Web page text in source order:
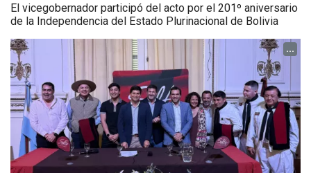
El vicegobernador participó del acto por el 201º aniversario
de la Independencia del Estado Plurinacional de Bolivia
...